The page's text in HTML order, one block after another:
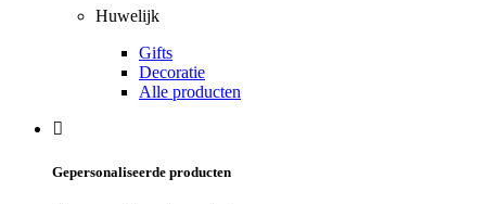
Huwelijk
Gifts
Decoratie
Alle producten
Gepersonaliseerde producten